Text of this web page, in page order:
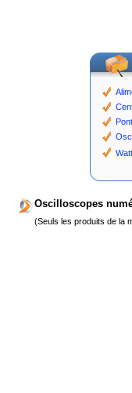
Oscilloscopes
(Seuls les produits de la